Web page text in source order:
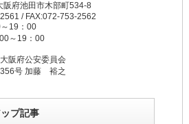
阪府池田市木部町534-8
/ FAX:072-753-2562
19：00
～19：00
阪府公安委員会
号 加藤 裕之
プ記事